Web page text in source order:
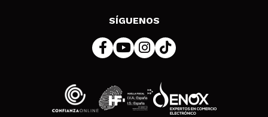
Política de cookies
SÍGUENOS